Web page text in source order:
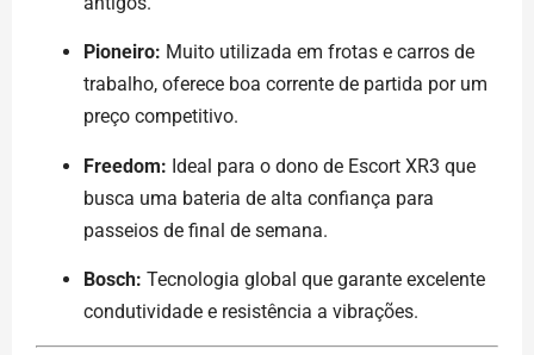
Pioneiro: Muito utilizada em frotas e carros de
trabalho, oferece boa corrente de partida por um
preço competitivo.
Freedom: Ideal para o dono de Escort XR3 que
busca uma bateria de alta confiança para
passeios de final de semana.
Bosch: Tecnologia global que garante excelente
condutividade e resistência a vibrações.